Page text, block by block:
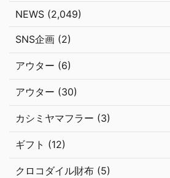
NEWS (2,049)
SNS企画 (2)
アウター (6)
アウター (30)
カシミヤマフラー (3)
ギフト (12)
クロコダイル財布 (5)